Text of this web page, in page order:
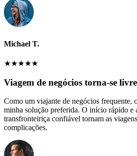
Michael T.
★★★★★
Viagem de negócios torna-se
Como um viajante de negócios frequente,
minha solução preferida. O início rápido e
transfronteiriça confiável tornam as
complicações.